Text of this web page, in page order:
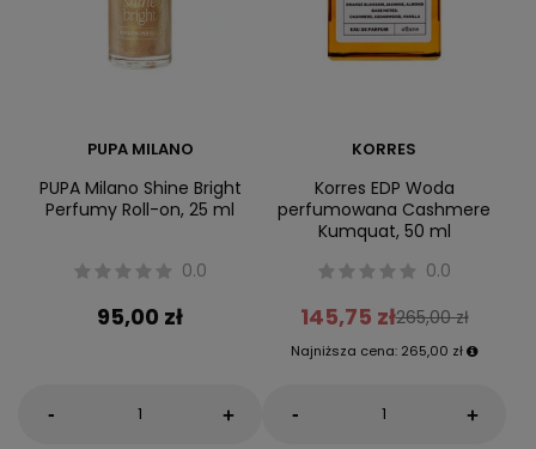
PUPA MILANO
PUPA Milano Shine Bright
Perfumy Roll-on, 25 ml
0.0
95,00 zł
- +
KORRES
Korres EDP Woda
perfumowana Cashmere
Kumquat, 50 ml
0.0
145,75 zł265,00 zł
Najniższa cena: 265,00 zł
- +